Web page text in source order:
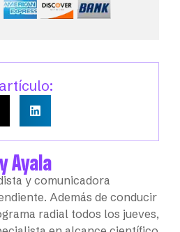
Ayala
y comunicadora
Además de conducir
radial todos los jueves,